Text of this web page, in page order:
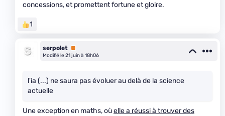
concessions, et promettent fortune et gloire.
1
serpolet Premium
Modifié le 21 juin à 18h06
l'ia (...) ne saura pas évoluer au delà de la science
actuelle
Une exception en maths, oùelle a réussi à trouver des